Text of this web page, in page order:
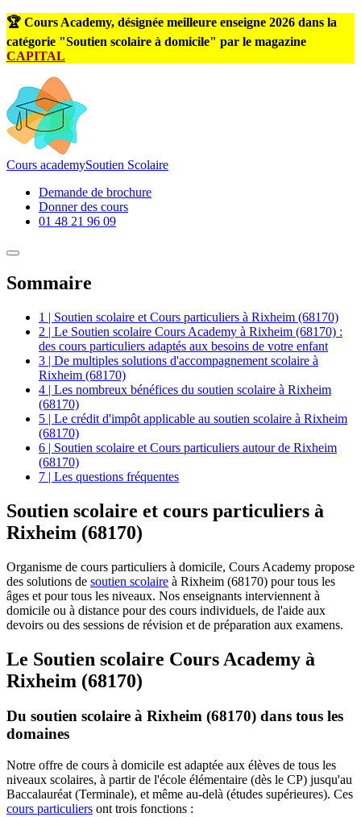
🏆 Cours Academy, désignée meilleure enseigne 2026 dans la
catégorie "Soutien scolaire à domicile" par le magazine
CAPITAL
Cours academySoutien Scolaire
Demande de brochure
Donner des cours
01 48 21 96 09
Sommaire
1 | Soutien scolaire et Cours particuliers à Rixheim (68170)
2 | Le Soutien scolaire Cours Academy à Rixheim (68170) :
des cours particuliers adaptés aux besoins de votre enfant
3 | De multiples solutions d'accompagnement scolaire à
Rixheim (68170)
4 | Les nombreux bénéfices du soutien scolaire à Rixheim
(68170)
5 | Le crédit d'impôt applicable au soutien scolaire à Rixheim
(68170)
6 | Soutien scolaire et Cours particuliers autour de Rixheim
(68170)
7 | Les questions fréquentes
Soutien scolaire et cours particuliers à
Rixheim (68170)
Organisme de cours particuliers à domicile, Cours Academy propose
des solutions de soutien scolaire à Rixheim (68170) pour tous les
âges et pour tous les niveaux. Nos enseignants interviennent à
domicile ou à distance pour des cours individuels, de l'aide aux
devoirs ou des sessions de révision et de préparation aux examens.
Le Soutien scolaire Cours Academy à
Rixheim (68170)
Du soutien scolaire à Rixheim (68170) dans tous les
domaines
Notre offre de cours à domicile est adaptée aux élèves de tous les
niveaux scolaires, à partir de l'école élémentaire (dès le CP) jusqu'au
Baccalauréat (Terminale), et même au-delà (études supérieures). Ces
cours particuliers ont trois fonctions :